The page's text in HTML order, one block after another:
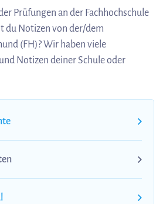
Prüfungen an der Fachhochschule
du Notizen von der/dem
(FH)? Wir haben viele
Notizen deiner Schule oder